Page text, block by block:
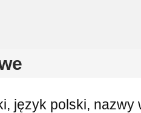
język polski, nazwy